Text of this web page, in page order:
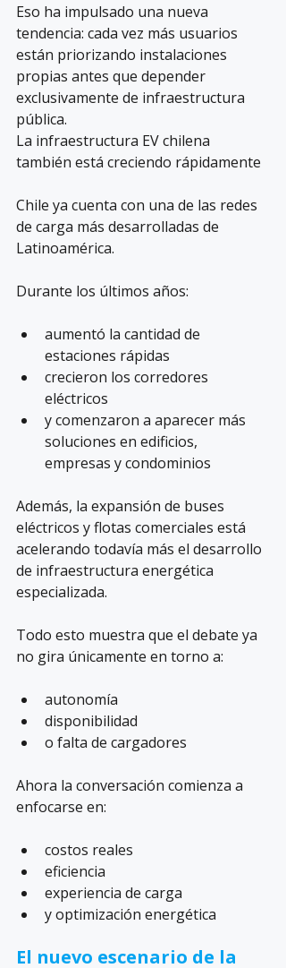
Eso ha impulsado una nueva
tendencia: cada vez más usuarios
están priorizando instalaciones
propias antes que depender
exclusivamente de infraestructura
pública.
La infraestructura EV chilena
también está creciendo rápidamente
Chile ya cuenta con una de las redes
de carga más desarrolladas de
Latinoamérica.
Durante los últimos años:
aumentó la cantidad de
estaciones rápidas
crecieron los corredores
eléctricos
y comenzaron a aparecer más
soluciones en edificios,
empresas y condominios
Además, la expansión de buses
eléctricos y flotas comerciales está
acelerando todavía más el desarrollo
de infraestructura energética
especializada.
Todo esto muestra que el debate ya
no gira únicamente en torno a:
autonomía
disponibilidad
o falta de cargadores
Ahora la conversación comienza a
enfocarse en:
costos reales
eficiencia
experiencia de carga
y optimización energética
El nuevo escenario de la